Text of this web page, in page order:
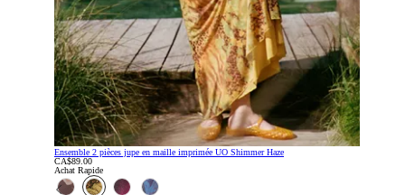
Ensemble 2 pièces jupe en maille imprimée UO Shimmer Haze
CA$89.00
Achat Rapide